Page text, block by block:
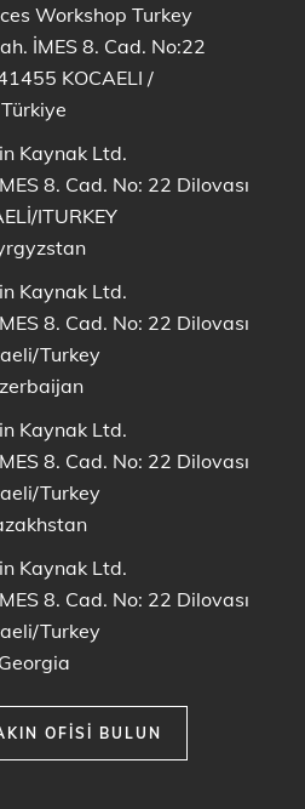
Workshop Turkey
İMES 8. Cad. No:22
KOCAELI /
Türkiye
Kaynak Ltd.
8. Cad. No: 22 Dilovası
ITURKEY
Kaynak Ltd.
8. Cad. No: 22 Dilovası
Turkey
Kaynak Ltd.
8. Cad. No: 22 Dilovası
Turkey
Kaynak Ltd.
8. Cad. No: 22 Dilovası
Turkey
Georgia
OFISI BULUN